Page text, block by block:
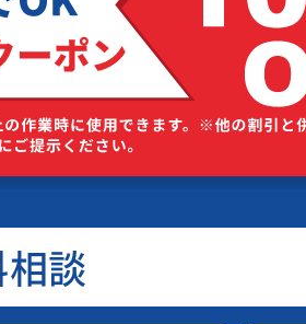
談